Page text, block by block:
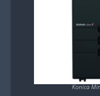
Konica